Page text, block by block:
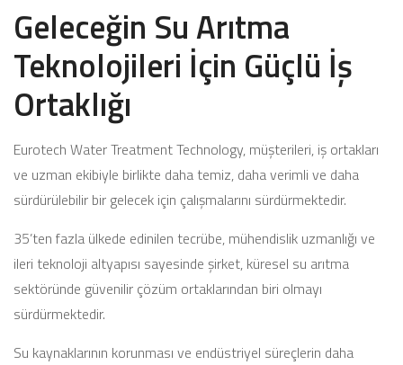
Geleceğin Su Arıtma
Teknolojileri İçin Güçlü İş
Ortaklığı
Eurotech Water Treatment Technology, müşterileri, iş ortakları
ve uzman ekibiyle birlikte daha temiz, daha verimli ve daha
sürdürülebilir bir gelecek için çalışmalarını sürdürmektedir.
35’ten fazla ülkede edinilen tecrübe, mühendislik uzmanlığı ve
ileri teknoloji altyapısı sayesinde şirket, küresel su arıtma
sektöründe güvenilir çözüm ortaklarından biri olmayı
sürdürmektedir.
Su kaynaklarının korunması ve endüstriyel süreçlerin daha